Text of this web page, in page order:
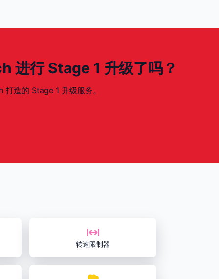
行 Stage 1 升级了吗？
造的 Stage 1 升级服务。
转速限制器